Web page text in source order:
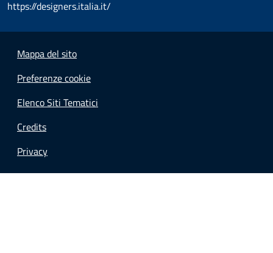
https://designers.italia.it/
Mappa del sito
Preferenze cookie
Elenco Siti Tematici
Credits
Privacy